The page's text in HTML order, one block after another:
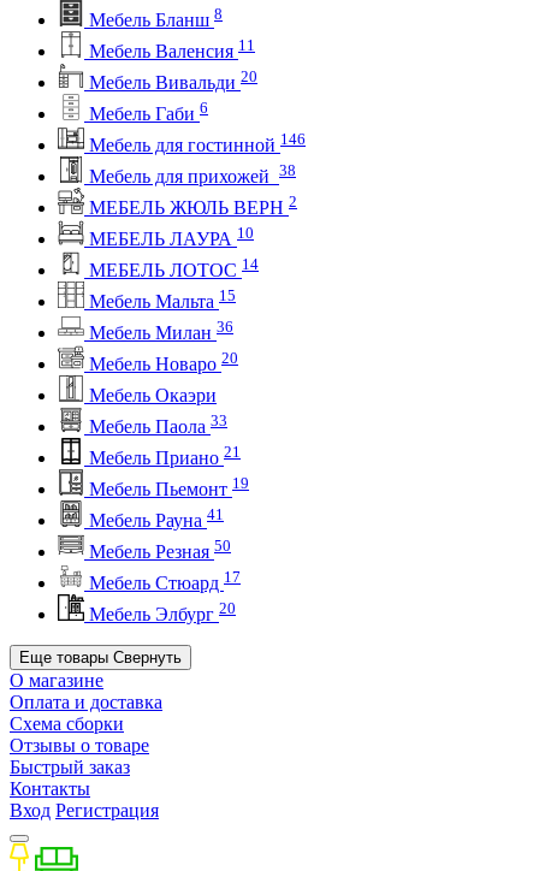
Мебель Бланш 8
Мебель Валенсия 11
Мебель Вивальди 20
Мебель Габи 6
Мебель для гостинной 146
Мебель для прихожей 38
МЕБЕЛЬ ЖЮЛЬ ВЕРН 2
МЕБЕЛЬ ЛАУРА 10
МЕБЕЛЬ ЛОТОС 14
Мебель Мальта 15
Мебель Милан 36
Мебель Новаро 20
Мебель Окаэри
Мебель Паола 33
Мебель Приано 21
Мебель Пьемонт 19
Мебель Рауна 41
Мебель Резная 50
Мебель Стюард 17
Мебель Элбург 20
Еще товары Свернуть
О магазине
Оплата и доставка
Схема сборки
Отзывы о товаре
Быстрый заказ
Контакты
Вход Регистрация